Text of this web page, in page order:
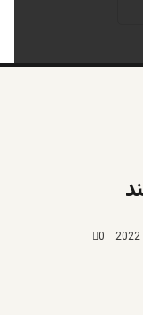
0